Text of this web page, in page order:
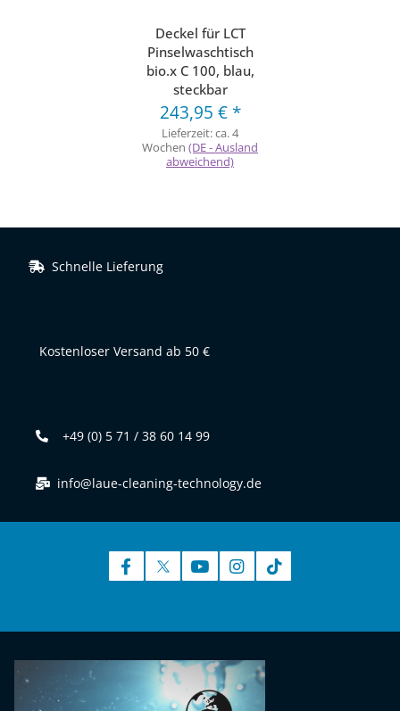
Deckel für LCT
Pinselwaschtisch
bio.x C 100, blau,
steckbar
243,95 € *
Lieferzeit:ca. 4
Wochen (DE - Ausland
abweichend)
Schnelle Lieferung
Kostenloser Versand ab 50 €
+49 (0) 5 71 / 38 60 14 99
info@laue-cleaning-technology.de